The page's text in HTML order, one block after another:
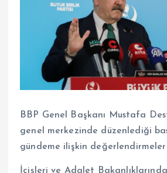
BBP Genel Başkanı Mustafa
genel merkezinde düzenlediği
gündeme ilişkin
İçişleri ve Adalet